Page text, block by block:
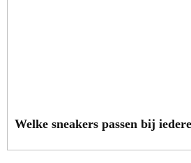
Welke sneakers passen bij